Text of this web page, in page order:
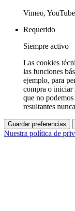
Vimeo, YouTube
Requerido
Siempre activo
Las cookies
las funciones
ejemplo, para
compra o iniciar
que no
resultantes
Guardar preferencias
Nuestra política de